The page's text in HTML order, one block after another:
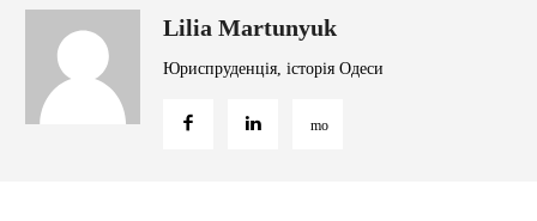
Lilia Martunyuk
Юриспруденція, історія Одеси